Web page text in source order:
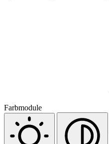
Farbmodule